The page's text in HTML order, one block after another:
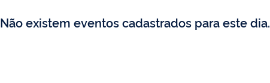
Não existem eventos cadastrados para este dia.